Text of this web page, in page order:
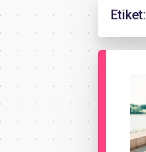
Etiket: